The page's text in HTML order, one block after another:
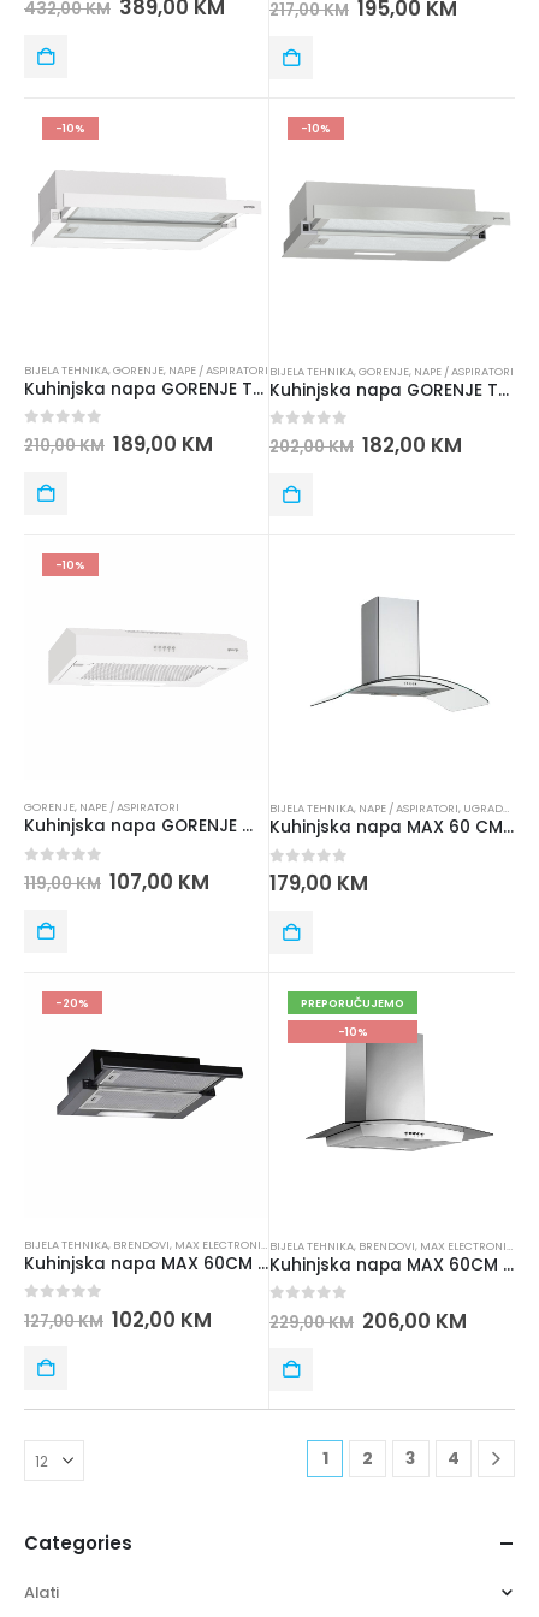
432,00KM 389,00 KM 217,00KM 195,00 KM
-10%
BIJELA TEHNIKA,GORENJE, NAPE / ASPIRATORI
Kuhinjska napa GORENJE TH60E3W
0out of 5
210,00KM 189,00 KM
-10%
BIJELA TEHNIKA,GORENJE, NAPE / ASPIRATORI
Kuhinjska napa GORENJE TH60E3X
0 out of 5
202,00KM 182,00 KM
-10%
GORENJE, NAPE / ASPIRATORI
Kuhinjska napa GORENJE WHU 529 EW/S
0 out of 5
119,00KM 107,00 KM
BIJELA TEHNIKA, NAPE / ASPIRATORI, UGRADNA TEHNIKA
Kuhinjska napa MAX 60 CM Inox Staklo
0out of 5
179,00 KM
-20%
BIJELA TEHNIKA, BRENDOVI, MAX ELECTRONICS ,NAPE / ASPIRATORI,UGRADNA TEHNIKA
Kuhinjska napa MAX 60CM F5 crna
out of 5
127,00KM 102,00 KM
PREPORUČUJEMO
-10%
BIJELA TEHNIKA, BRENDOVI, MAX ELECTRONICS
Kuhinjska napa MAX 60CM INOX IBER
out of 5
229,00KM 206,00 KM
1 2 3 4
Categories
Alati